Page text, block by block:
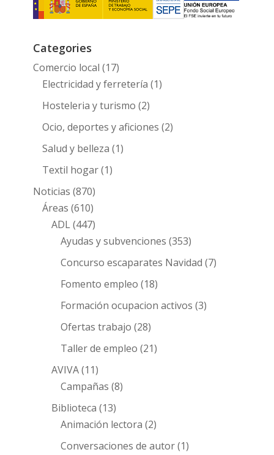
Categories
Comercio local (17)
Electricidad y ferretería (1)
Hosteleria y turismo (2)
Ocio, deportes y aficiones (2)
Salud y belleza (1)
Textil hogar(1)
Noticias (870)
Áreas (610)
ADL(447)
Ayudas y subvenciones (353)
Concurso escaparates Navidad (7)
Fomento empleo (18)
Formación ocupacion activos (3)
Ofertas trabajo (28)
Taller de empleo (21)
AVIVA(11)
Campañas (8)
Biblioteca (13)
Animación lectora (2)
Conversaciones de autor(1)